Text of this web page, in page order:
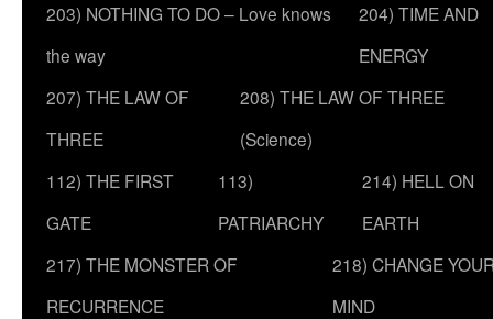
203) NOTHING TO DO – Love knows
the way
204) TIME AND
ENERGY
207) THE LAW OF
THREE
208) THE LAW OF THREE
(Science)
112) THE FIRST
GATE
113)
PATRIARCHY
214) HELL ON
EARTH
217) THE MONSTER OF
RECURRENCE
218) CHANGE
MIND